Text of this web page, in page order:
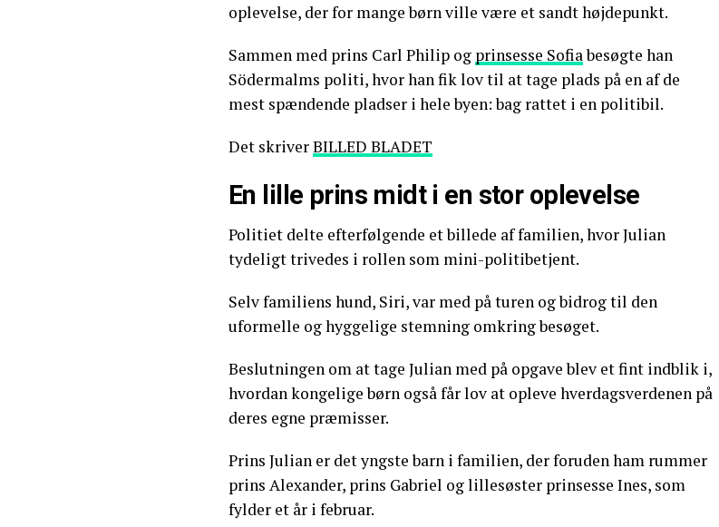
oplevelse, der for mange børn ville være et sandt højdepunkt.
Sammen med prins Carl Philip og prinsesse Sofiabesøgte han
Södermalms politi, hvor han fik lov til at tage plads på en af de
mest spændende pladser i hele byen: bag rattet i en politibil.
Det skriverBILLED BLADET
En lille prins midt i en stor oplevelse
Politiet delte efterfølgende et billede af familien, hvor Julian
tydeligt trivedes i rollen som mini-politibetjent.
Selv familiens hund, Siri, var med på turen og bidrog til den
uformelle og hyggelige stemning omkring besøget.
Beslutningen om at tage Julian med på opgave blev et fint indblik i,
hvordan kongelige børn også får lov at opleve hverdagsverdenen på
deres egne præmisser.
Prins Julian er det yngste barn i familien, der foruden ham rummer
prins Alexander, prins Gabriel og lillesøster prinsesse Ines, som
fylder et år i februar.